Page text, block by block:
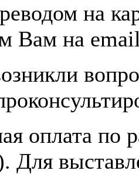
на
на email
оплата по